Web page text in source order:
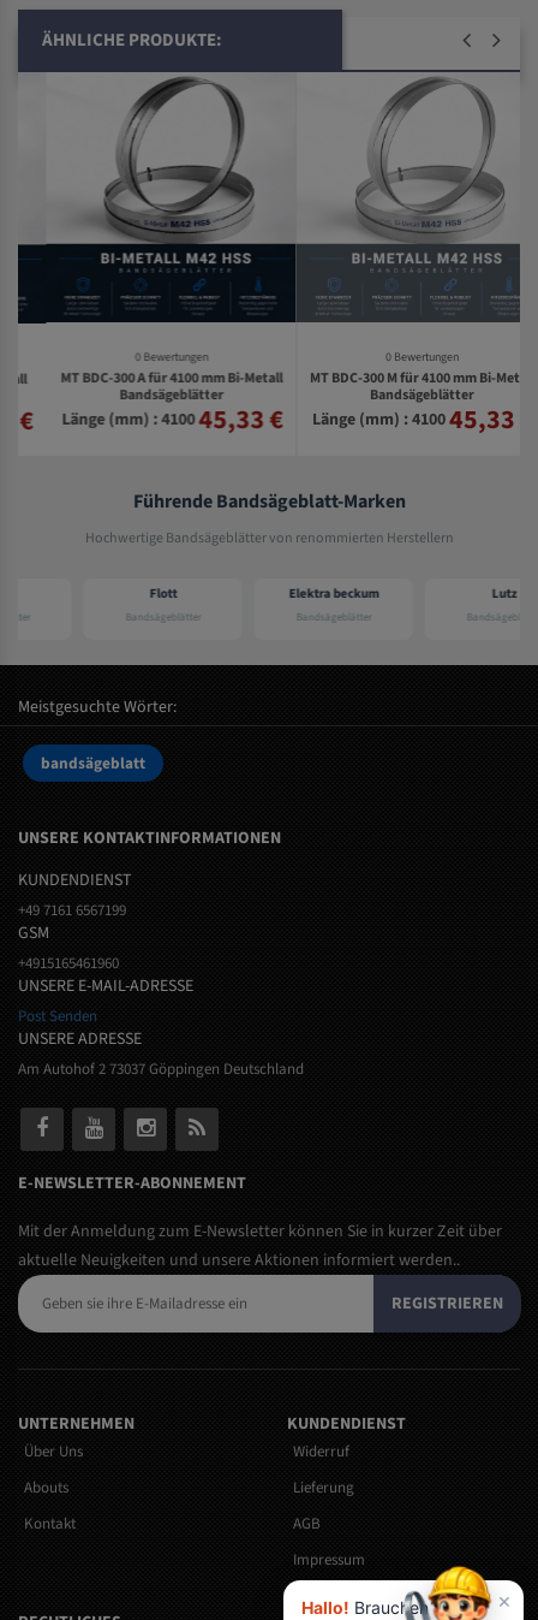
ÄHNLICHE PRODUKTE:
0 Bewertungen
MT BDC-300 A für 4100 mm Bi-Metall
Bandsägeblätter
Länge (mm) : 410045,33 €
0 Bewertungen
MT BDC-300 M für 4100 mm Bi-Metall
Bandsägeblätter
Länge (mm) : 410045,33 €
Führende Bandsägeblatt-Marken
Hochwertige Bandsägeblätter von renommierten Herstellern
Bandsägeblätter
Elektra beckum
Bandsägeblätter Bandsägeblätter
Meistgesuchte Wörter:
bandsägeblatt
UNSERE KONTAKTINFORMATIONEN
KUNDENDIENST
+49 7161 6567199
GSM
+4915165461960
UNSERE E-MAIL-ADRESSE
Post Senden
UNSERE ADRESSE
Am Autohof 2 73037 Göppingen Deutschland
E-NEWSLETTER-ABONNEMENT
Mit der Anmeldung zum E-Newsletter können Sie in kurzer Zeit über
aktuelle Neuigkeiten und unsere Aktionen informiert werden..
REGISTRIEREN
UNTERNEHMEN
Über Uns
Abouts
Kontakt
KUNDENDIENST
Widerruf
Lieferung
AGB
Impressum
Versandkosten
×
Hallo! Brauchen Sie